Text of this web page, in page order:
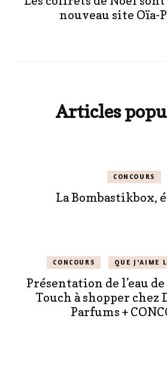
nouveau site Oïa-
Articles
CONCOURS
La Bombastikbox,
CONCOURS QUE J'AIME
Présentation de l’eau
Touch à shopper
Parfums +